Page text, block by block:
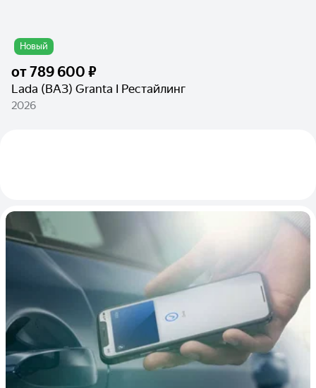
Новый
от789 600 ₽
Lada (ВАЗ) Granta I Рестайлинг
2026